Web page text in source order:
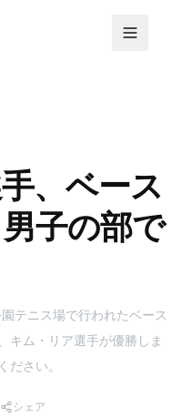
、ベース
子の部で
テニス場で行われたベース
キム・リア選手が優勝しま
ださい。
シェア